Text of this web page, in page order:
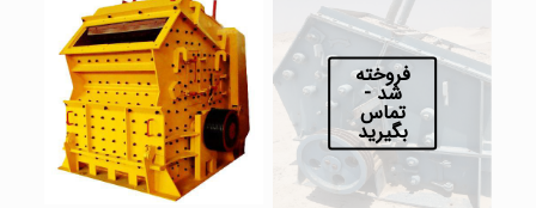
فروخته
شد -
تماس
بگیرید